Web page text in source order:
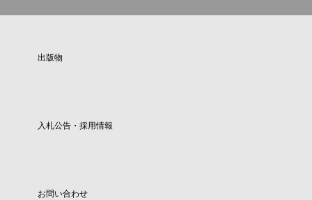
出版物
入札公告・採用情報
お問い合わせ